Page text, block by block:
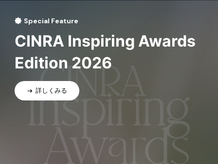
Special Feature
CINRA Inspiring Awards
Edition 2026
詳しくみる